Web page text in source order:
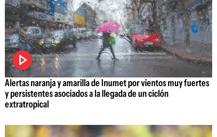
Alertas naranja y amarilla de Inumet por vientos muy fuertes
y persistentes asociados a la llegada de un ciclón
extratropical